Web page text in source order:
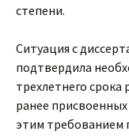
степени.
Ситуация с
подтвердила
трехлетнего
ранее
этим требованием